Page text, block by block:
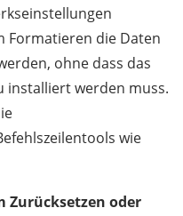
Formatieren die Daten
ohne dass das
installiert werden muss.
wie
Zurücksetzen oder